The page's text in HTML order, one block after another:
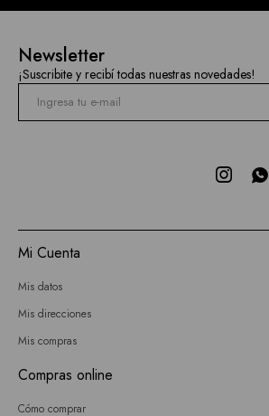
Newsletter
¡Suscribite y recibí todas nuestras novedades!
 
Mi Cuenta
Mis datos
Mis direcciones
Mis compras
Compras online
Cómo comprar